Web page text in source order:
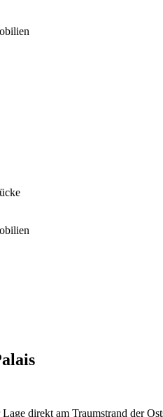
direkt am Traumstrand der